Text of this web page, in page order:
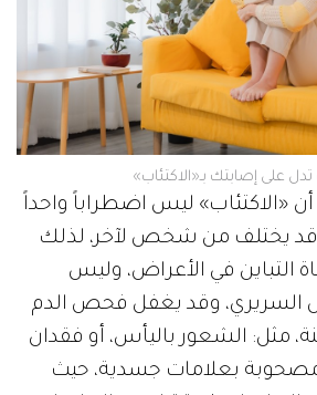
على إصابتك بـ«الاكتئاب»
«الاكتئاب» ليس اضطراباً واحداً
قد يختلف من شخص لآخر، لذلك
التباين في الأعراض، وليس
السريري، وقد يغفل فحص الدم
مثل: الشعور باليأس، أو فقدان
مصحوبة بعلامات جسدية، حيث